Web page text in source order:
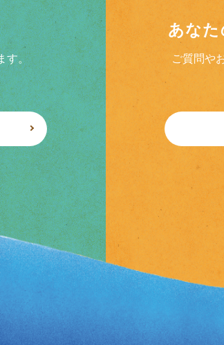
す。
あな
ご質問や